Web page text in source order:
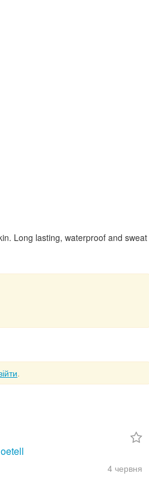
Long lasting, waterproof and sweat
.
4 червня